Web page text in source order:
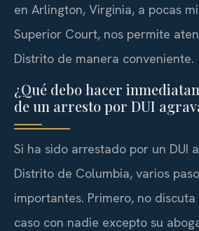
en Arlington, Virginia, a pocas
Superior Court, nos permite
Distrito de manera conveniente.
¿Qué debo hacer
de un arresto por DUI
Si ha sido arrestado por un DUI
Distrito de Columbia, varios
importantes. Primero, no
caso con nadie excepto su